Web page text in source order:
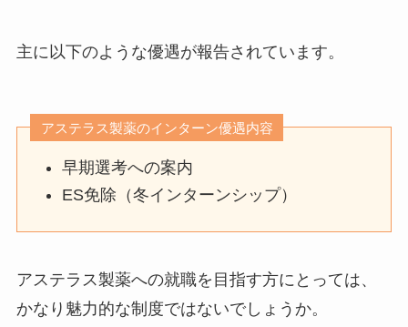
主に以下のような優遇が報告されています。
アステラス製薬のインターン優遇内容
早期選考への案内
ES免除（冬インターンシップ）
アステラス製薬への就職を目指す方にとっては、
かなり魅力的な制度ではないでしょうか。